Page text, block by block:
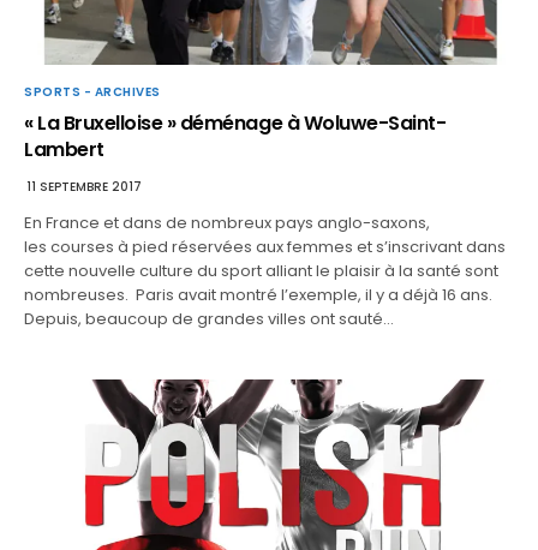
SPORTS - ARCHIVES
« La Bruxelloise » déménage à Woluwe-Saint-
Lambert
11 SEPTEMBRE 2017
En France et dans de nombreux pays anglo-saxons,
les courses à pied réservées aux femmes et s’inscrivant dans
cette nouvelle culture du sport alliant le plaisir à la santé sont
nombreuses. Paris avait montré l’exemple, il y a déjà 16 ans.
Depuis, beaucoup de grandes villes ont sauté…